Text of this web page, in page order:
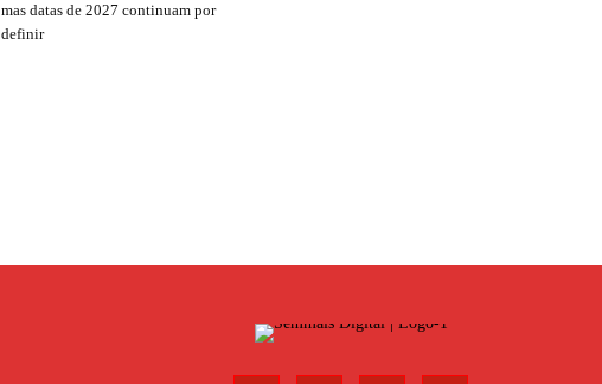
mas datas de 2027 continuam por
definir